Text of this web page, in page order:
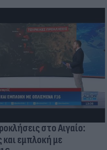
στο Αιγαίο:
και εμπλοκή με